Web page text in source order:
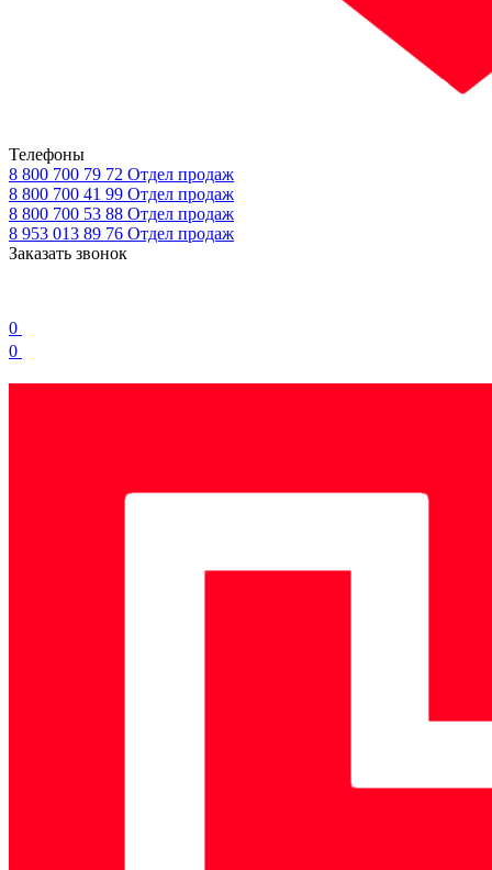
Телефоны
8 800 700 79 72 Отдел продаж
8 800 700 41 99 Отдел продаж
8 800 700 53 88 Отдел продаж
8 953 013 89 76 Отдел продаж
Заказать звонок
0
0